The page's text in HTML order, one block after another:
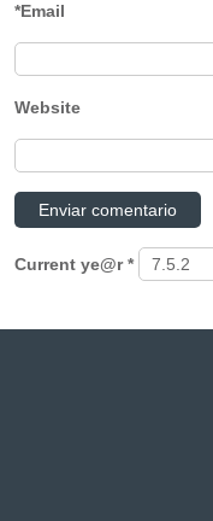
*Email
Website
Current ye@r*